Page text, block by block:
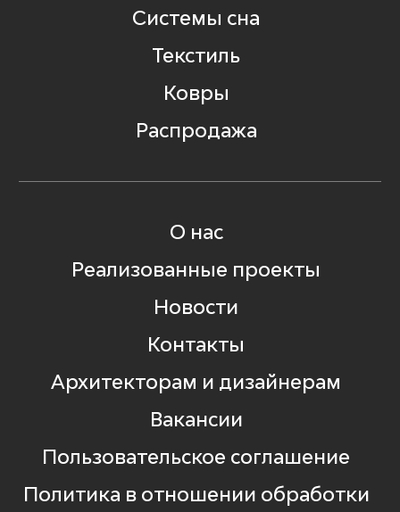
Системы сна
Текстиль
Ковры
Распродажа
О нас
Реализованные проекты
Новости
Контакты
Архитекторам и дизайнерам
Вакансии
Пользовательское соглашение
Политика в отношении обработки